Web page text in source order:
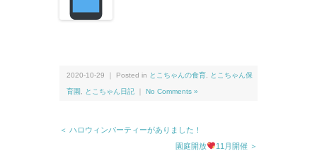
2020-10-29 ｜ Posted in とこちゃんの食育 とこちゃん保
育園 とこちゃん日記 No Comments »
＜ ハロウィンパーティーがありました！
園庭開放
11月開催 ＞